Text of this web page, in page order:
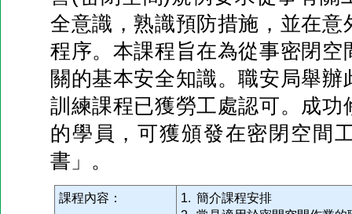
全意識，熟識預防措施，並在意
程序。本課程旨在為從事密閉空
關的基本安全知識。職安局舉
訓練課程已獲勞工處認可。成功
的學員，可獲頒發在密閉空間
書」。
課程內容：
1. 簡介課程安排